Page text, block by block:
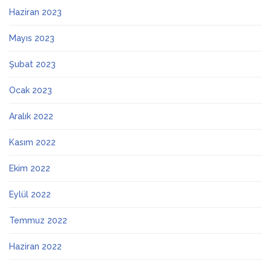
Haziran 2023
Mayıs 2023
Şubat 2023
Ocak 2023
Aralık 2022
Kasım 2022
Ekim 2022
Eylül 2022
Temmuz 2022
Haziran 2022